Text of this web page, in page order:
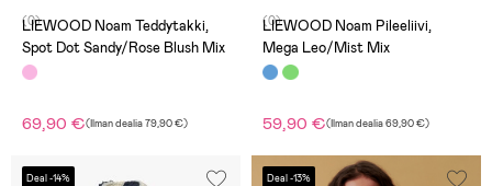
(0)
LIEWOOD Noam Teddytakki,
Spot Dot Sandy/Rose Blush Mix
69,90 €(Ilman dealia79,90 €)
(0)
LIEWOOD Noam Pileeliivi,
Mega Leo/Mist Mix
59,90 €(Ilman dealia69,90 €)
Deal -14% Deal -13%